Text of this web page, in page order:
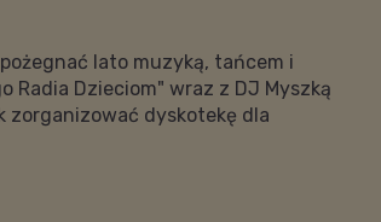
lato muzyką, tańcem i
Radia Dzieciom" wraz z DJ Myszką
zorganizować dyskotekę dla